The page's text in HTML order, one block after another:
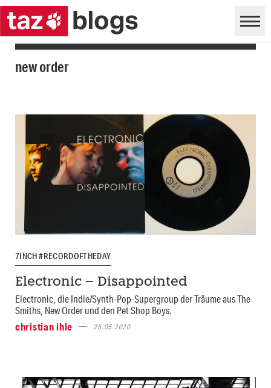
new order
7INCH #RECORDOFTHEDAY
Electronic – Disappointed
Electronic, die Indie/Synth-Pop-Supergroup der Träume aus The
Smiths, New Order und den Pet Shop Boys.
christian ihle
25.05.2020